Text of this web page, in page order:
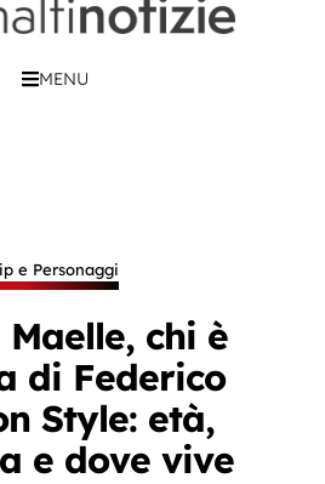
MENU
e Personaggi
chi è
di Federico
Style: età,
e dove vive